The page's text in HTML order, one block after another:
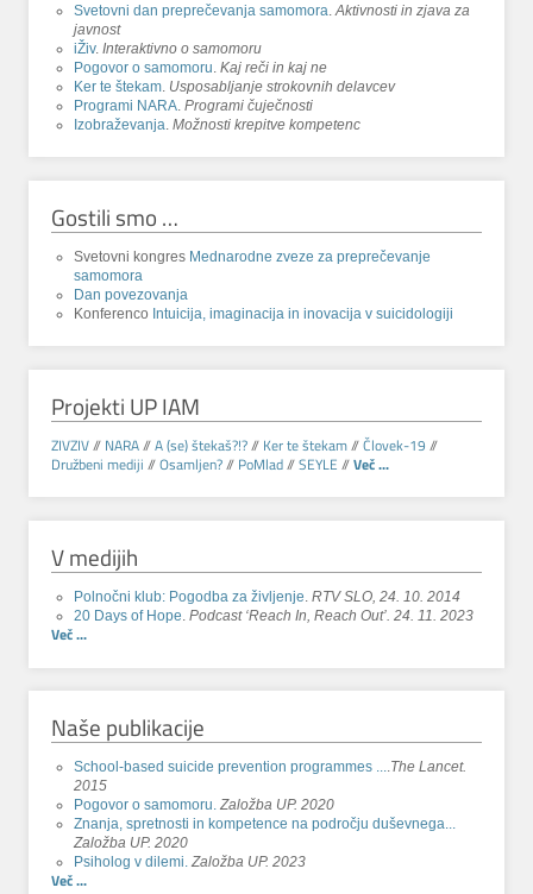
Svetovni dan preprečevanja samomora.Aktivnosti in zjava za
javnost
iŽiv.Interaktivno o samomoru
Pogovor o samomoru.Kaj reči in kaj ne
Ker te štekam. Usposabljanje strokovnih delavcev
Programi NARA.Programi čuječnosti
Izobraževanja.Možnosti krepitve kompetenc
Gostili smo …
Svetovni kongres Mednarodne zveze za preprečevanje
samomora
Dan povezovanja
Konferenco Intuicija, imaginacija in inovacija v suicidologiji
Projekti UP IAM
ZIVZIV// NARA//A (se) štekaš?!?// Ker te štekam//Človek-19 //
Družbeni mediji //Osamljen?// PoMlad//SEYLE //Več ...
V medijih
Polnočni klub: Pogodba za življenje. RTV SLO, 24. 10. 2014
20 Days of Hope. Podcast ‘Reach In, Reach Out’. 24. 11. 2023
Več ...
Naše publikacije
School-based suicide prevention programmes ....The Lancet.
2015
Pogovor o samomoru.Založba UP. 2020
Znanja, spretnosti in kompetence na področju duševnega...
Založba UP. 2020
Psiholog v dilemi. Založba UP. 2023
Več ...